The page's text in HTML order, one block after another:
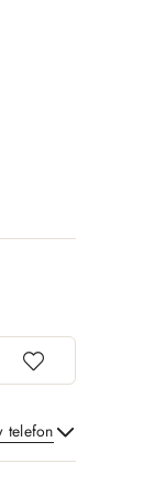
telefon